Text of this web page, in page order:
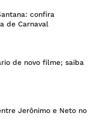
confira
de Carnaval
de novo filme; saiba
Jerônimo e Neto no